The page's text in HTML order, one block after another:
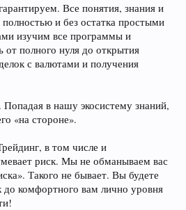
Все понятия, знания и
и без остатка простыми
изучим все программы и
от полного нуля до открытия
с валютами и получения
в нашу экосистему знаний,
«на стороне».
в том числе и
риск. Мы не обманываем вас
Такого не бывает. Вы будете
до комфортного вам лично уровня